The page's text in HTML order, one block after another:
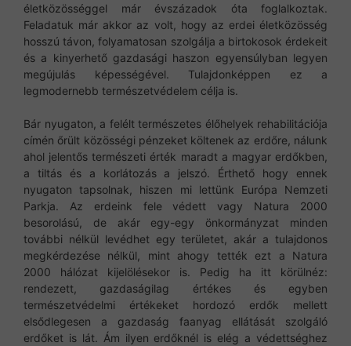
életközösséggel már évszázadok óta foglalkoztak.
Feladatuk már akkor az volt, hogy az erdei életközösség
hosszú távon, folyamatosan szolgálja a birtokosok érdekeit
és a kinyerhető gazdasági haszon egyensúlyban legyen
megújulás képességével. Tulajdonképpen ez a
legmodernebb természetvédelem célja is.
Bár nyugaton, a felélt természetes élőhelyek rehabilitációja
címén őrült közösségi pénzeket költenek az erdőre, nálunk
ahol jelentős természeti érték maradt a magyar erdőkben,
a tiltás és a korlátozás a jelszó. Érthető hogy ennek
nyugaton tapsolnak, hiszen mi lettünk Európa Nemzeti
Parkja. Az erdeink fele védett vagy Natura 2000
besorolású, de akár egy-egy önkormányzat minden
további nélkül levédhet egy területet, akár a tulajdonos
megkérdezése nélkül, mint ahogy tették ezt a Natura
2000 hálózat kijelölésekor is. Pedig ha itt körülnéz:
rendezett, gazdaságilag értékes és egyben
természetvédelmi értékeket hordozó erdők mellett
elsődlegesen a gazdaság faanyag ellátását szolgáló
erdőket is lát. Ám ilyen erdőknél is elég a védettséghez